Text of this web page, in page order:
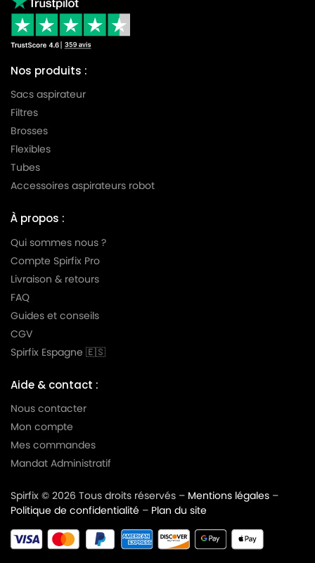
Nos produits :
Sacs aspirateur
Filtres
Brosses
Flexibles
Tubes
Accessoires aspirateurs robot
À propos :
Qui sommes nous ?
Compte Spirfix Pro
Livraison & retours
FAQ
Guides et conseils
CGV
Spirfix Espagne 🇪🇸
Aide & contact :
Nous contacter
Mon compte
Mes commandes
Mandat Administratif
Spirfix © 2026 Tous droits réservés – Mentions légales –
Politique de confidentialité – Plan du site